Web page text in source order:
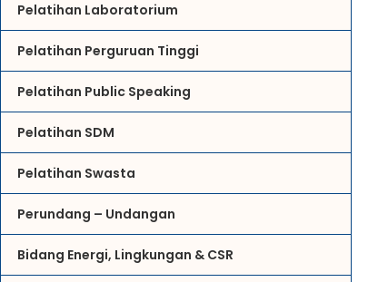
Pelatihan Laboratorium
Pelatihan Perguruan Tinggi
Pelatihan Public Speaking
Pelatihan SDM
Pelatihan Swasta
Perundang – Undangan
Bidang Energi, Lingkungan & CSR